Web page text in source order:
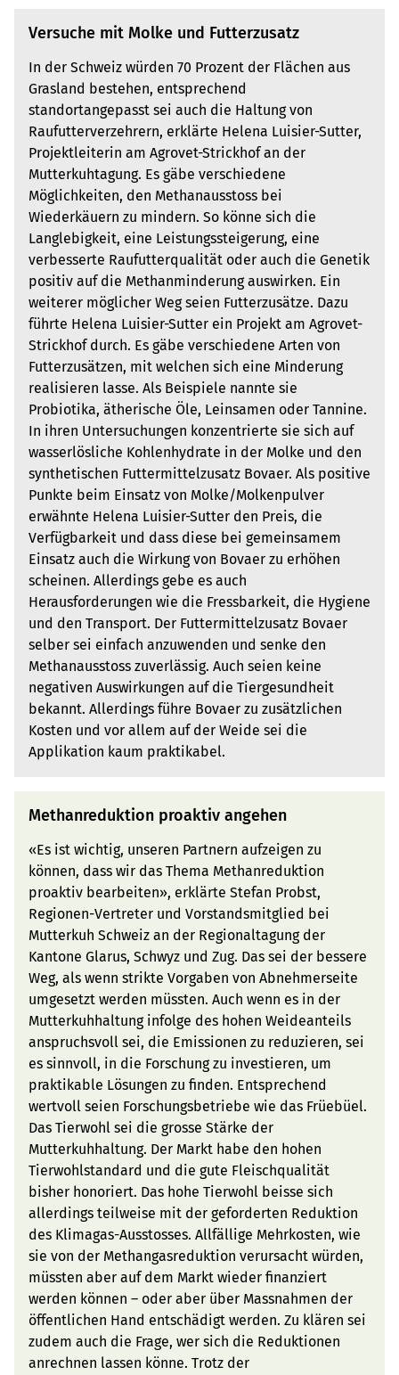
Versuche mit Molke und Futterzusatz
In der Schweiz würden 70 Prozent der Flächen aus
Grasland bestehen, entsprechend
standortangepasst sei auch die Haltung von
Raufutterverzehrern, erklärte Helena Luisier-Sutter,
Projektleiterin am Agrovet-Strickhof an der
Mutterkuhtagung. Es gäbe verschiedene
Möglichkeiten, den Methanausstoss bei
Wiederkäuern zu mindern. So könne sich die
Langlebigkeit, eine Leistungssteigerung, eine
verbesserte Raufutterqualität oder auch die Genetik
positiv auf die Methanminderung auswirken. Ein
weiterer möglicher Weg seien Futterzusätze. Dazu
führte Helena Luisier-Sutter ein Projekt am Agrovet-
Strickhof durch. Es gäbe verschiedene Arten von
Futterzusätzen, mit welchen sich eine Minderung
realisieren lasse. Als Beispiele nannte sie
Probiotika, ätherische Öle, Leinsamen oder Tannine.
In ihren Untersuchungen konzentrierte sie sich auf
wasserlösliche Kohlenhydrate in der Molke und den
synthetischen Futtermittelzusatz Bovaer. Als positive
Punkte beim Einsatz von Molke/Molkenpulver
erwähnte Helena Luisier-Sutter den Preis, die
Verfügbarkeit und dass diese bei gemeinsamem
Einsatz auch die Wirkung von Bovaer zu erhöhen
scheinen. Allerdings gebe es auch
Herausforderungen wie die Fressbarkeit, die Hygiene
und den Transport. Der Futtermittelzusatz Bovaer
selber sei einfach anzuwenden und senke den
Methanausstoss zuverlässig. Auch seien keine
negativen Auswirkungen auf die Tiergesundheit
bekannt. Allerdings führe Bovaer zu zusätzlichen
Kosten und vor allem auf der Weide sei die
Applikation kaum praktikabel.
Methanreduktion proaktiv angehen
«Es ist wichtig, unseren Partnern aufzeigen zu
können, dass wir das Thema Methanreduktion
proaktiv bearbeiten», erklärte Stefan Probst,
Regionen-Vertreter und Vorstandsmitglied bei
Mutterkuh Schweiz an der Regionaltagung der
Kantone Glarus, Schwyz und Zug. Das sei der bessere
Weg, als wenn strikte Vorgaben von Abnehmerseite
umgesetzt werden müssten. Auch wenn es in der
Mutterkuhhaltung infolge des hohen Weideanteils
anspruchsvoll sei, die Emissionen zu reduzieren, sei
es sinnvoll, in die Forschung zu investieren, um
praktikable Lösungen zu finden. Entsprechend
wertvoll seien Forschungsbetriebe wie das Früebüel.
Das Tierwohl sei die grosse Stärke der
Mutterkuhhaltung. Der Markt habe den hohen
Tierwohlstandard und die gute Fleischqualität
bisher honoriert. Das hohe Tierwohl beisse sich
allerdings teilweise mit der geforderten Reduktion
des Klimagas-Ausstosses. Allfällige Mehrkosten, wie
sie von der Methangasreduktion verursacht würden,
müssten aber auf dem Markt wieder finanziert
werden können – oder aber über Massnahmen der
öffentlichen Hand entschädigt werden. Zu klären sei
zudem auch die Frage, wer sich die Reduktionen
anrechnen lassen könne. Trotz der